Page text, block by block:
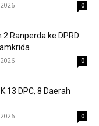
0
Ranperda ke DPRD
0
13 DPC, 8 Daerah
0